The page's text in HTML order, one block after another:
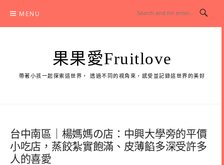
content
MENU
果果愛Fruitlove
帶著小孩一起探索這世界， 透過不同的視角來，感受並記錄這世界的美好
台中南區｜楊媽媽の店：中興大學旁的平價
小吃店，蒸餃紮實飽滿、皮薄餡多深受許多
人的喜愛